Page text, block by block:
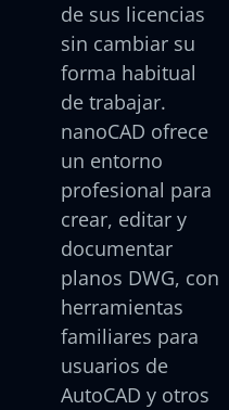
de sus licencias
sin cambiar su
forma habitual
de trabajar.
nanoCAD ofrece
un entorno
profesional para
crear, editar y
documentar
planos DWG, con
herramientas
familiares para
usuarios de
AutoCAD y otros